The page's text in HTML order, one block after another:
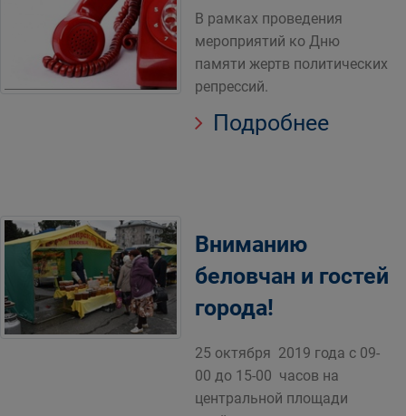
В рамках проведения
мероприятий ко Дню
памяти жертв политических
репрессий.
Подробнее
Вниманию
беловчан и гостей
города!
25 октября 2019 года с 09-
00 до 15-00 часов на
центральной площади